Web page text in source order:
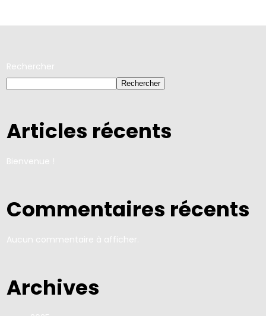
Rechercher
Rechercher
Articles récents
Bienvenue !
Commentaires récents
Aucun commentaire à afficher.
Archives